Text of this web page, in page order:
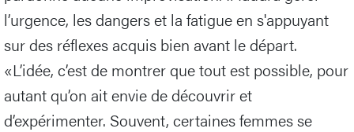
l’urgence, les dangers et la fatigue en s'appuyant
sur des réflexes acquis bien avant le départ.
«L’idée, c’est de montrer que tout est possible, pour
autant qu’on ait envie de découvrir et
d’expérimenter. Souvent, certaines femmes se